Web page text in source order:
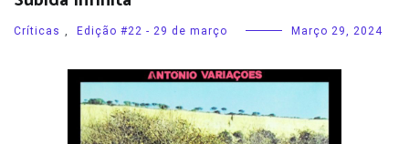
Críticas , Edição #22 - 29 de março Março 29, 2024